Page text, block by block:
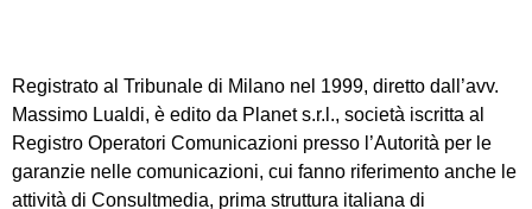
Registrato al Tribunale di Milano nel 1999, diretto dall’avv.
Massimo Lualdi, è edito da Planet s.r.l., società iscritta al
Registro Operatori Comunicazioni presso l’Autorità per le
garanzie nelle comunicazioni, cui fanno riferimento anche le
attività di Consultmedia, prima struttura italiana di